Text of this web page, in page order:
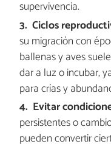
supervivencia.
Ciclos
su migración con
ballenas y aves
dar a luz o incubar,
para crías y
Evitar
persistentes o
pueden convertir